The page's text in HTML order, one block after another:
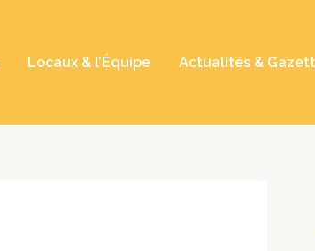
Locaux & l’Équipe Actualités &